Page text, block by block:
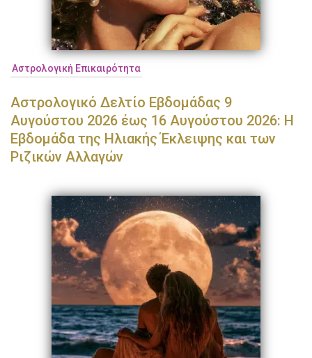
Αστρολογική Επικαιρότητα
Αστρολογικό Δελτίο Εβδομάδας 9
Αυγούστου 2026 έως 16 Αυγούστου 2026: Η
Εβδομάδα της Ηλιακής Έκλειψης και των
Ριζικών Αλλαγών